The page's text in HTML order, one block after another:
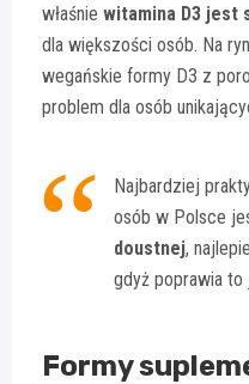
właśnie witamina D3 jest
dla większości osób. Na
wegańskie formy D3 z
problem dla osób
Najbardziej
osób w Polsce
doustnej,
gdyż poprawia to
Formy